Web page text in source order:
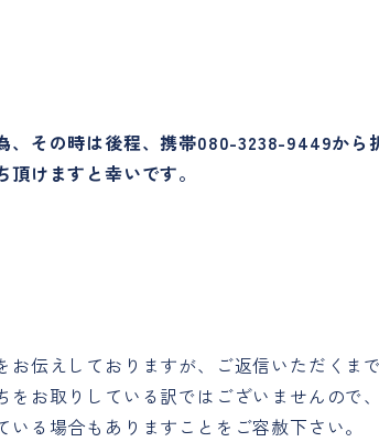
、その時は後程、携帯080-3238-9449から
けますと幸いです。
伝えしておりますが、ご返信いただくま
お取りしている訳ではございませんので
る場合もありますことをご容赦下さい。